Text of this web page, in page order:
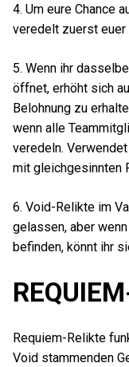
4. Um eure Chance
veredelt zuerst
5. Wenn ihr
öffnet, erhöht sich
Belohnung zu
wenn alle
veredeln.
mit gleichgesinnten
6. Void-Relikte im
gelassen, aber
befinden, könnt ihr
Requiem-Relikte
Void stammenden